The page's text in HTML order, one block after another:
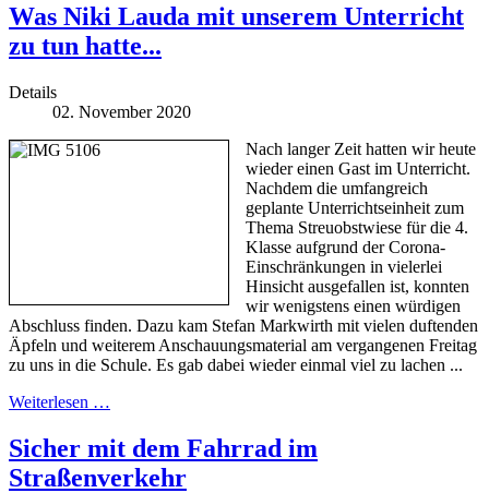
Was Niki Lauda mit unserem Unterricht
zu tun hatte...
Details
02. November 2020
Nach langer Zeit hatten wir heute
wieder einen Gast im Unterricht.
Nachdem die umfangreich
geplante Unterrichtseinheit zum
Thema Streuobstwiese für die 4.
Klasse aufgrund der Corona-
Einschränkungen in vielerlei
Hinsicht ausgefallen ist, konnten
wir wenigstens einen würdigen
Abschluss finden. Dazu kam Stefan Markwirth mit vielen duftenden
Äpfeln und weiterem Anschauungsmaterial am vergangenen Freitag
zu uns in die Schule. Es gab dabei wieder einmal viel zu lachen ...
Weiterlesen …
Sicher mit dem Fahrrad im
Straßenverkehr